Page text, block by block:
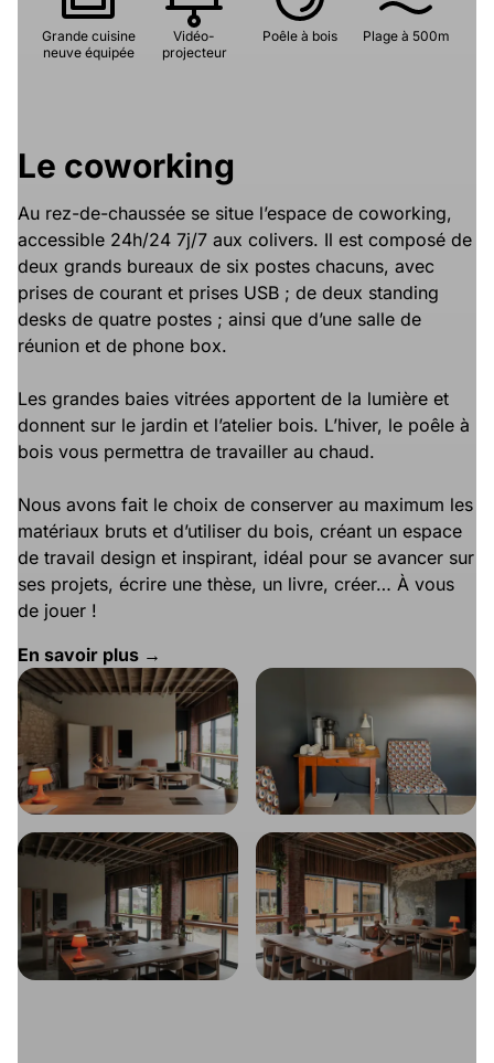
Grande cuisine
neuve équipée
Vidéo-
projecteur
Poêle à bois Plage à 500m
Le coworking
Au rez-de-chaussée se situe l’espace de coworking,
accessible 24h/24 7j/7 aux colivers. Il est composé de
deux grands bureaux de six postes chacuns, avec
prises de courant et prises USB ; de deux standing
desks de quatre postes ; ainsi que d’une salle de
réunion et de phone box.
Les grandes baies vitrées apportent de la lumière et
donnent sur le jardin et l’atelier bois. L’hiver, le poêle à
bois vous permettra de travailler au chaud.
Nous avons fait le choix de conserver au maximum les
matériaux bruts et d’utiliser du bois, créant un espace
de travail design et inspirant, idéal pour se avancer sur
ses projets, écrire une thèse, un livre, créer… À vous
de jouer !
En savoir plus →